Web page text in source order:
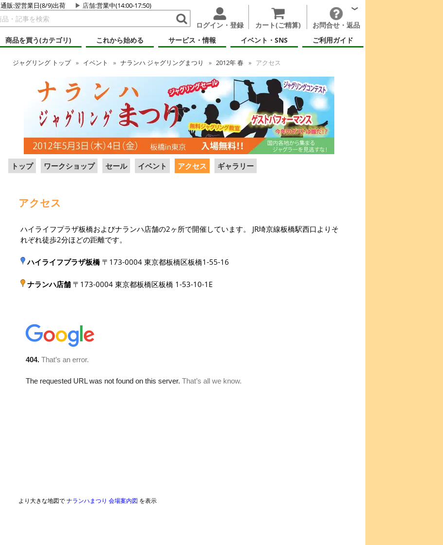
通販:翌営業日(8/9)出荷 店舗:営業中(14:00-17:50)
ログイン・登録 カート(ご精算)
お問合せ・返品
商品を買う(カテゴリ)
これから始める サービス・情報 イベント・SNS ご利用ガイド
ジャグリングトップ イベント ナランハ ジャグリングまつり 2012年 春 アクセス
トップ ワークショップ セール イベント アクセス ギャラリー
アクセス
ハイライフプラザ板橋およびナランハ店舗の2ヶ所で開催しています。 JR埼京線板橋駅西口よりそ
れぞれ徒歩2分ほどの距離です。
ハイライフプラザ板橋 〒173-0004 東京都板橋区板橋1-55-16
ナランハ店舗 〒173-0004 東京都板橋区板橋 1-53-10-1E
より大きな地図でナランハまつり 会場案内図 を表示